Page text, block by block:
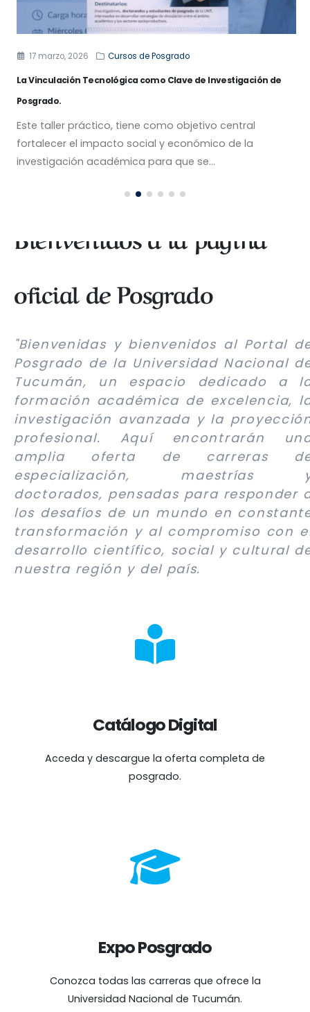
17 marzo, 2026 Cursos de Posgrado
La Vinculación Tecnológica como Clave de Investigación de
Posgrado.
Este taller práctico, tiene como objetivo central
fortalecer el impacto social y económico de la
investigación académica para que se...
Bienvenidos a la página
oficial de Posgrado
"Bienvenidas y bienvenidos al Portal
Posgrado de la Universidad Nacional
Tucumán, un espacio dedicado a
formación académica de excelencia,
investigación avanzada y la
profesional. Aquí encontrarán
amplia oferta de carreras
especialización, maestrías
doctorados, pensadas para responder
los desafíos de un mundo en
transformación y al compromiso con
desarrollo científico, social y cultural
nuestra región y del país.
Catálogo Digital
Acceda y descargue la oferta completa de
posgrado.
Expo Posgrado
Conozca todas las carreras que ofrece la
Universidad Nacional de Tucumán.